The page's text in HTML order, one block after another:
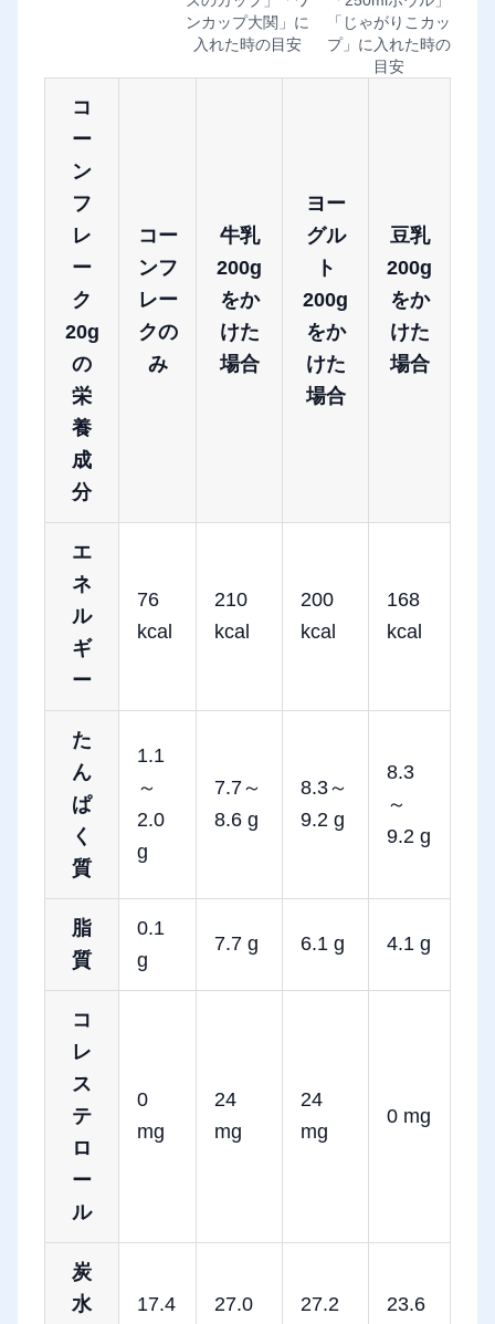
ンカップ大関」に
入れた時の目安
「じゃがりこカッ
プ」に入れた時の
目安
コ
ー
ン
フ
レ
ー
ク
20g
の
栄
養
成
分
コー
ンフ
レー
クの
み
牛乳
200g
をか
けた
場合
ヨー
グル
ト
200g
をか
けた
場合
豆乳
200g
をか
けた
場合
エ
ネ
ル
ギ
ー
76
kcal
210
kcal
200
kcal
168
kcal
た
ん
ぱ
く
質
1.1
～
2.0
g
7.7～
8.6 g
8.3～
9.2 g
8.3
～
9.2 g
脂
質
0.1
g
7.7 g 6.1 g 4.1 g
コ
レ
ス
テ
ロ
ー
ル
0
mg
24
mg
24
mg
0 mg
炭
水
17.4
27.0
27.2
23.6